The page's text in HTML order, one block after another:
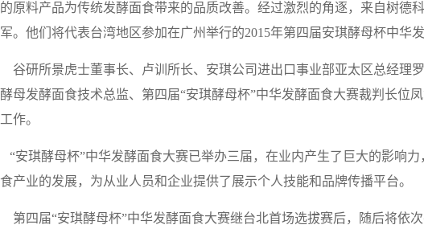
的原料产品为传统发酵面食带来的品质改善。经过激烈的角逐，来自树德
军。他们将代表台湾地区参加在广州举行的2015年第四届安琪酵母杯中华
谷研所景虎士董事长、卢训所长、安琪公司进出口事业部亚太区总经理
酵母发酵面食技术总监、第四届“安琪酵母杯”中华发酵面食大赛裁判长位
工作。
“安琪酵母杯”中华发酵面食大赛已举办三届，在业内产生了巨大的影响
食产业的发展，为从业人员和企业提供了展示个人技能和品牌传播平台。
第四届“安琪酵母杯”中华发酵面食大赛继台北首场选拔赛后，随后将依